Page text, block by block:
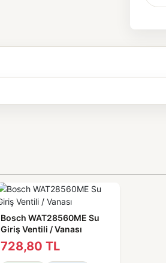
Bosch WAT28560ME Su
Giriş Ventili / Vanası
728,80 TL